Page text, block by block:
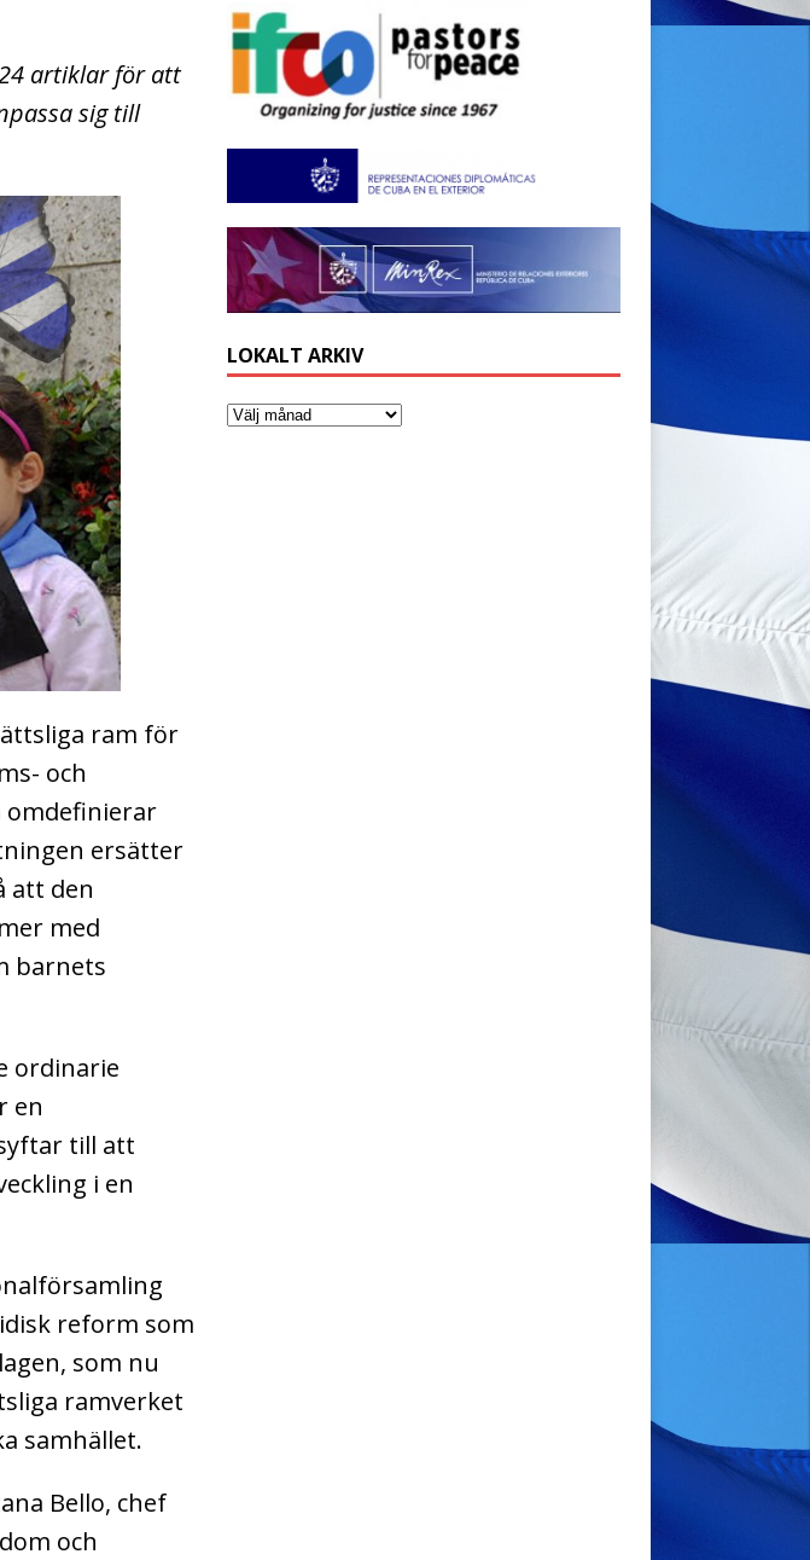
artiklar för att
sig till
ram för
och
omdefinierar
ersätter
att den
med
barnets
ordinarie
en
till att
i en
reform som
som nu
ramverket
samhället.
Bello, chef
och
LOKALT ARKIV